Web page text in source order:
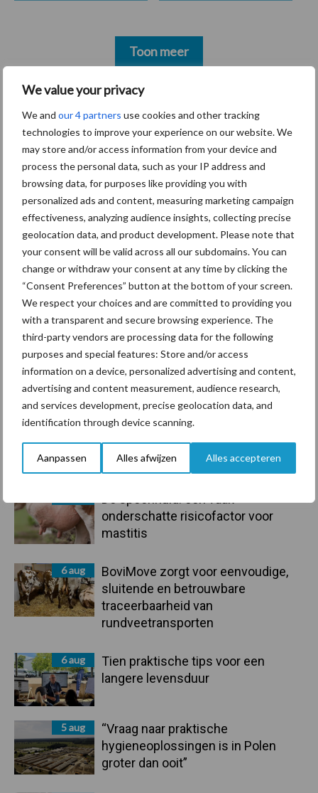
We value your privacy
We and our 4 partners use cookies and other tracking
technologies to improve your experience on our website. We
may store and/or access information from your device and
process the personal data, such as your IP address and
browsing data, for purposes like providing you with
personalized ads and content, measuring marketing campaign
effectiveness, analyzing audience insights, collecting precise
geolocation data, and product development. Please note that
your consent will be valid across all our subdomains. You can
change or withdraw your consent at any time by clicking the
“Consent Preferences” button at the bottom of your screen.
We respect your choices and are committed to providing you
with a transparent and secure browsing experience. The
third-party vendors are processing data for the following
purposes and special features: Store and/or access
information on a device, personalized advertising and content,
advertising and content measurement, audience research,
and services development, precise geolocation data, and
identification through device scanning.
Aanpassen Alles afwijzen Alles accepteren
Primaire
Sidebar
Recent nieuws Partner nieuws
onderschatte risicofactor voor
mastitis
6 aug
BoviMove zorgt voor eenvoudige,
sluitende en betrouwbare
traceerbaarheid van
rundveetransporten
6 aug
Tien praktische tips voor een
langere levensduur
5 aug
“Vraag naar praktische
hygieneoplossingen is in Polen
groter dan ooit”
Toon meer
Gerelateerde artikelen boerenprotest
Europese boerenprotesten
onder de loep
Franse boeren niet mals
voor milieupolitie
Boerenprotesten in Europa
onder de loep